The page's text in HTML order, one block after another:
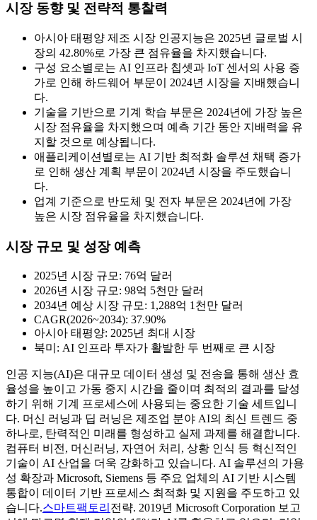
시장 동향 및 전략적 통찰력
아시아 태평양 제조 시장 인공지능은 2025년 글로벌 시
장의 42.80%로 가장 큰 점유율을 차지했습니다.
구성 요소별로는 AI 인프라 칩셋과 IoT 센서의 사용 증
가로 인해 하드웨어 부문이 2024년 시장을 지배했습니
다.
기술을 기반으로 기계 학습 부문은 2024년에 가장 높은
시장 점유율을 차지했으며 예측 기간 동안 지배력을 유
지할 것으로 예상됩니다.
애플리케이션별로는 AI 기반 최적화 솔루션 채택 증가
로 인해 생산 계획 부문이 2024년 시장을 주도했습니
다.
업계 기준으로 반도체 및 전자 부문은 2024년에 가장
높은 시장 점유율을 차지했습니다.
시장 규모 및 성장 예측
2025년 시장 규모: 76억 달러
2026년 시장 규모: 98억 5천만 달러
2034년 예상 시장 규모: 1,288억 1천만 달러
CAGR(2026~2034): 37.90%
아시아 태평양: 2025년 최대 시장
북미: AI 인프라 투자가 활발한 두 번째로 큰 시장
인공 지능(AI)은 대규모 데이터 생성 및 전송을 통해 생산 효
율성을 높이고 가동 중지 시간을 줄이며 최적의 결과를 달성
하기 위해 기계 프로세스에 사용되는 중요한 기술 세트입니
다. 머신 러닝과 딥 러닝은 제조업 분야 AI의 최신 트렌드 중
하나로, 탄력적인 미래를 형성하고 실제 과제를 해결합니다.
컴퓨터 비전, 머신러닝, 자연어 처리, 상황 인식 등 혁신적인
기술이 AI 산업을 더욱 강화하고 있습니다. AI 솔루션의 가용
성 확장과 Microsoft, Siemens 등 주요 업체의 AI 기반 시스템
통합이 데이터 기반 프로세스 최적화 및 지원을 주도하고 있
습니다.스마트팩토리 전략. 2019년 Microsoft Corporation 보고